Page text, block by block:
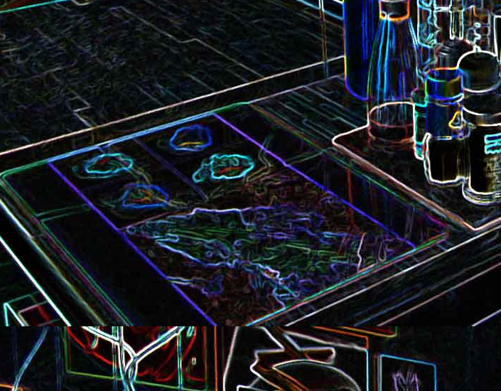
Curry de brocoli et de carottes Bundt cake au chocolat
praliné
Camembert fondant au sirop
d'érable
Croque-monsieur à la viande
des grisons, au Comté et aux
noix
Croque-madame aux
épinards et au gingembre Smoothie à l'orange et à la
mangue